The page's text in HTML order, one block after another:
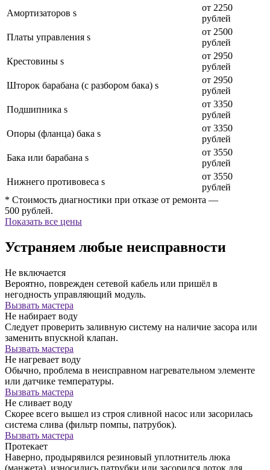
Амортизаторов s
от 2250
рублей
Платы управления s
от 2500
рублей
Крестовины s
от 2950
рублей
Шторок барабана (с разбором бака) s
от 2950
рублей
Подшипника s
от 3350
рублей
Опоры (фланца) бака s
от 3350
рублей
Бака или барабана s
от 3550
рублей
Нижнего противовеса s
от 3550
рублей
* Стоимость диагностики при отказе от ремонта —
500 рублей.
Показать все цены
Устраняем любые неисправности
Не включается
Вероятно, поврежден сетевой кабель или пришёл в
негодность управляющий модуль.
Вызвать мастера
Не набирает воду
Следует проверить заливную систему на наличие засора или
заменить впускной клапан.
Вызвать мастера
Не нагревает воду
Обычно, проблема в неисправном нагревательном элементе
или датчике температуры.
Вызвать мастера
Не сливает воду
Скорее всего вышел из строя сливной насос или засорилась
система слива (фильтр помпы, патрубок).
Вызвать мастера
Протекает
Наверно, продырявился резиновый уплотнитель люка
(манжета), износились патрубки или засорился лоток для